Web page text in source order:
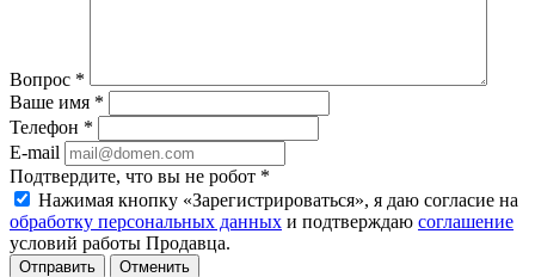
Вопрос *
Ваше имя *
Телефон *
E-mail
Подтвердите, что вы не робот *
Нажимая кнопку «Зарегистрироваться», я даю согласие на
обработку персональных данных и подтверждаю соглашение
условий работы Продавца.
Отменить